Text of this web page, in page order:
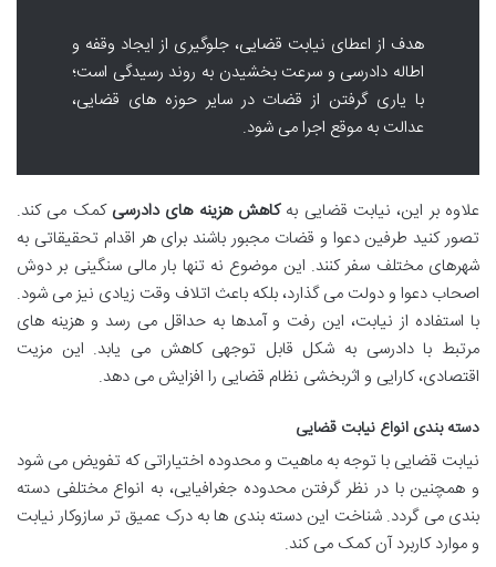
هدف از اعطای نیابت قضایی، جلوگیری از ایجاد وقفه و
اطاله دادرسی و سرعت بخشیدن به روند رسیدگی است؛
با یاری گرفتن از قضات در سایر حوزه های قضایی،
عدالت به موقع اجرا می شود.
علاوه بر این، نیابت قضایی بهکاهش هزینه های دادرسی کمک می کند.
تصور کنید طرفین دعوا و قضات مجبور باشند برای هر اقدام تحقیقاتی به
شهرهای مختلف سفر کنند. این موضوع نه تنها بار مالی سنگینی بر دوش
اصحاب دعوا و دولت می گذارد، بلکه باعث اتلاف وقت زیادی نیز می شود.
با استفاده از نیابت، این رفت و آمدها به حداقل می رسد و هزینه های
مرتبط با دادرسی به شکل قابل توجهی کاهش می یابد. این مزیت
اقتصادی، کارایی و اثربخشی نظام قضایی را افزایش می دهد.
دسته بندی انواع نیابت قضایی
نیابت قضایی با توجه به ماهیت و محدوده اختیاراتی که تفویض می شود
و همچنین با در نظر گرفتن محدوده جغرافیایی، به انواع مختلفی دسته
بندی می گردد. شناخت این دسته بندی ها به درک عمیق تر سازوکار نیابت
و موارد کاربرد آن کمک می کند.